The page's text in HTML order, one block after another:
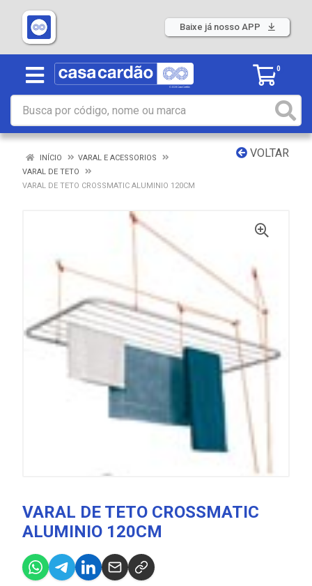
Baixe já nosso APP
0
VOLTAR
INÍCIO
VARAL E ACESSORIOS
VARAL DE TETO
VARAL DE TETO CROSSMATIC ALUMINIO 120CM
VARAL DE TETO CROSSMATIC
ALUMINIO 120CM